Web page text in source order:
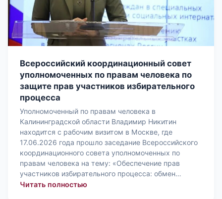
Всероссийский координационный совет
уполномоченных по правам человека по
защите прав участников избирательного
процесса
Уполномоченный по правам человека в
Калининградской области Владимир Никитин
находится с рабочим визитом в Москве, где
17.06.2026 года прошло заседание Всероссийского
координационного совета уполномоченных по
правам человека на тему: «Обеспечение прав
участников избирательного процесса: обмен…
Читать полностью: Всероссийский координационный